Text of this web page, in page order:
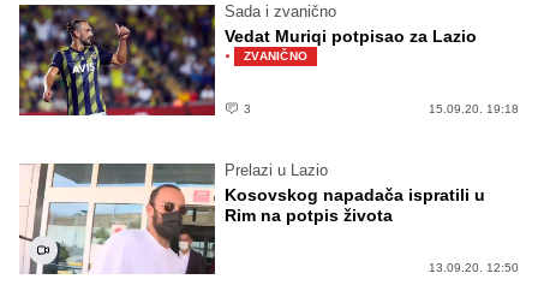
Sada i zvanično
Vedat Muriqi potpisao za Lazio
· ZVANIČNO
3 15.09.20. 19:18
Prelazi u Lazio
Kosovskog napadača ispratili u
Rim na potpis života
13.09.20. 12:50